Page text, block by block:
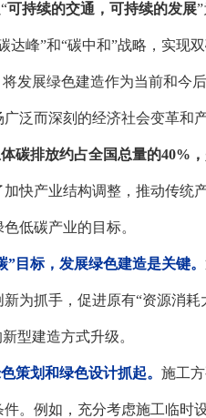
可持续的交通，可持续的发展
达峰”和“碳中和”战略，实现
发展绿色建造作为当前和今
泛而深刻的经济社会变革和
碳排放约占全国总量的40%
快产业结构调整，推动传统
低碳产业的目标。
”目标，发展绿色建造是关键。
为抓手，促进原有“资源消耗
型建造方式升级。
策划和绿色设计抓起。 施工
。例如，充分考虑施工临时